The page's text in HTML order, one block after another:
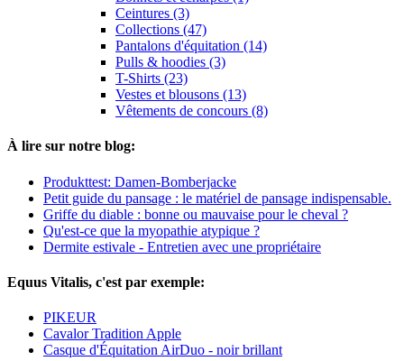
Ceintures (3)
Collections (47)
Pantalons d'équitation (14)
Pulls & hoodies (3)
T-Shirts (23)
Vestes et blousons (13)
Vêtements de concours (8)
À lire sur notre blog:
Produkttest: Damen-Bomberjacke
Petit guide du pansage : le matériel de pansage indispensable.
Griffe du diable : bonne ou mauvaise pour le cheval ?
Qu'est-ce que la myopathie atypique ?
Dermite estivale - Entretien avec une propriétaire
Equus Vitalis, c'est par exemple:
PIKEUR
Cavalor Tradition Apple
Casque d'Équitation AirDuo - noir brillant